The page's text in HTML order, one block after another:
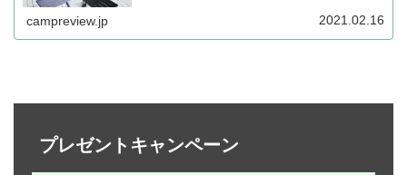
campreview.jp 2021.02.16
プレゼントキャンペーン